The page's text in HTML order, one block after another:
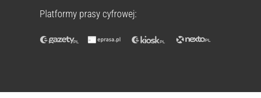
Platformy prasy cyfrowej: